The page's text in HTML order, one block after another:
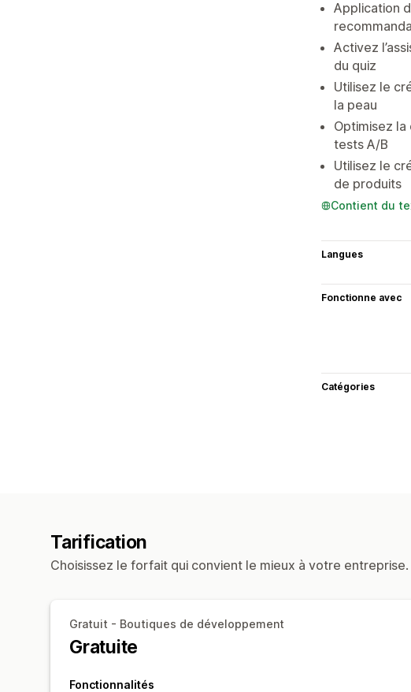
Application
Activez
du quiz
Utilisez le
la peau
Optimisez
tests A/B
Utilisez le
de produits
Contient du
Langues
Fonctionne avec
Catégories
Tarification
Choisissez le forfait qui convient le mieux à votre entreprise.
Gratuit - Boutiques de développement
Gratuite
Fonctionnalités